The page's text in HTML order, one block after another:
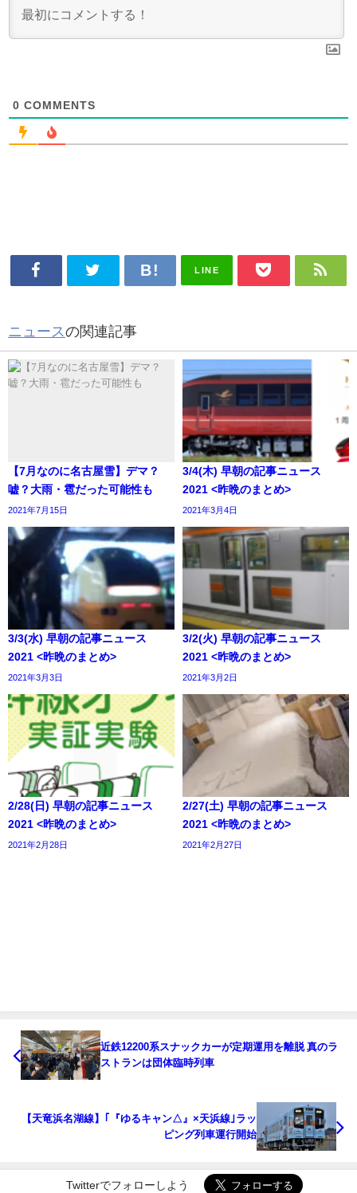
0 COMMENTS
LINE
ニュースの関連記事
【7月なのに名古屋雪】デマ？
嘘？大雨・雹だった可能性も
2021年7月15日
3/4(木) 早朝の記事ニュース
2021 <昨晩のまとめ>
2021年3月4日
3/3(水) 早朝の記事ニュース
2021 <昨晩のまとめ>
2021年3月3日
3/2(火) 早朝の記事ニュース
2021 <昨晩のまとめ>
2021年3月2日
2/28(日) 早朝の記事ニュース
2021 <昨晩のまとめ>
2021年2月28日
2/27(土) 早朝の記事ニュース
2021 <昨晩のまとめ>
2021年2月27日
近鉄12200系スナックカーが定期運用を離脱 真のラ
ストランは団体臨時列車
【天竜浜名湖線】｢『ゆるキャン△』×天浜線｣ラッ
ピング列車運行開始
Twitterでフォローしよう